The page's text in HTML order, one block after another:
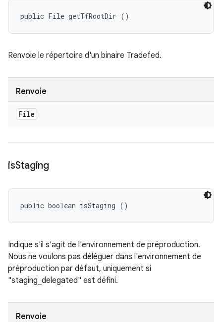
public File getTfRootDir ()
Renvoie le répertoire d'un binaire Tradefed.
Renvoie
File
isStaging
public boolean isStaging ()
Indique s'il s'agit de l'environnement de préproduction.
Nous ne voulons pas déléguer dans l'environnement de
préproduction par défaut, uniquement si
"staging_delegated" est défini.
Renvoie